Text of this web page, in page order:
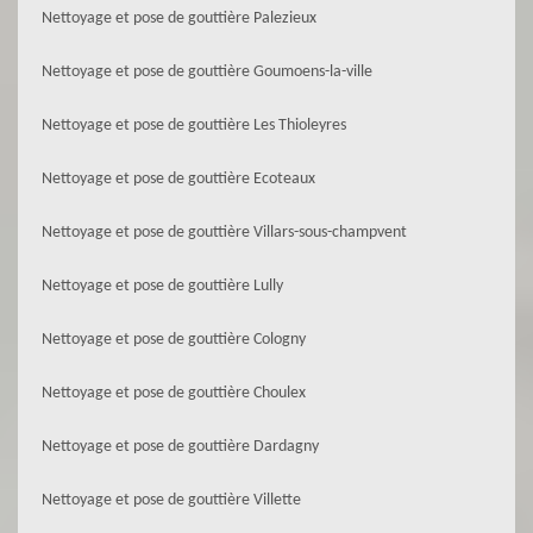
Nettoyage et pose de gouttière Palezieux
Nettoyage et pose de gouttière Goumoens-la-ville
Nettoyage et pose de gouttière Les Thioleyres
Nettoyage et pose de gouttière Ecoteaux
Nettoyage et pose de gouttière Villars-sous-champvent
Nettoyage et pose de gouttière Lully
Nettoyage et pose de gouttière Cologny
Nettoyage et pose de gouttière Choulex
Nettoyage et pose de gouttière Dardagny
Nettoyage et pose de gouttière Villette